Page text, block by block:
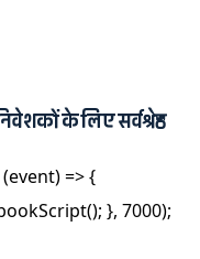
के लिए सर्वश्रेष्ठ
=> {
}, 7000);